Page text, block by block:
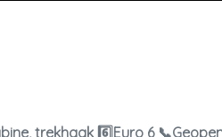
trekhaak 6️⃣Euro 6